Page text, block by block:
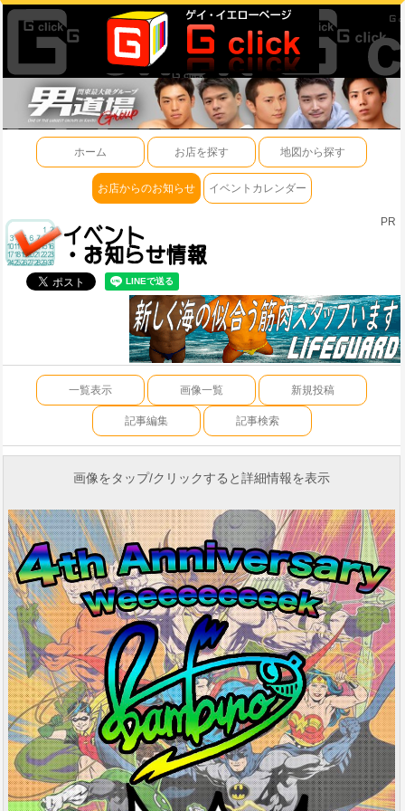
ホーム お店を探す 地図から探す
お店からのお知らせ イベントカレンダー
PR
一覧表示 画像一覧 新規投稿
記事編集 記事検索
画像をタップ/クリックすると詳細情報を表示